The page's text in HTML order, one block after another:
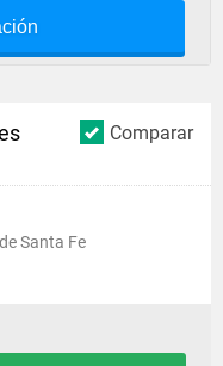
Comparar
Santa Fe